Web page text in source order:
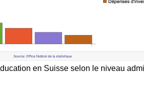
en Suisse selon le niveau